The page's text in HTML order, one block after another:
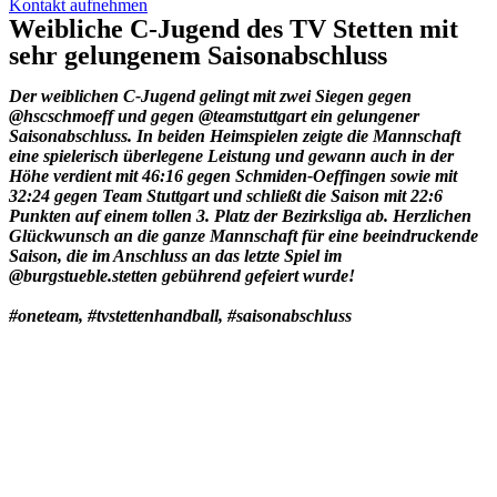
Kontakt aufnehmen
Weibliche C-Jugend des TV Stetten mit
sehr gelungenem Saisonabschluss
Der weiblichen C-Jugend gelingt mit zwei Siegen gegen
@hscschmoeff und gegen @teamstuttgart ein gelungener
Saisonabschluss. In beiden Heimspielen zeigte die Mannschaft
eine spielerisch überlegene Leistung und gewann auch in der
Höhe verdient mit 46:16 gegen Schmiden-Oeffingen sowie mit
32:24 gegen Team Stuttgart und schließt die Saison mit 22:6
Punkten auf einem tollen 3. Platz der Bezirksliga ab. Herzlichen
Glückwunsch an die ganze Mannschaft für eine beeindruckende
Saison, die im Anschluss an das letzte Spiel im
@burgstueble.stetten gebührend gefeiert wurde!
#oneteam, #tvstettenhandball, #saisonabschluss